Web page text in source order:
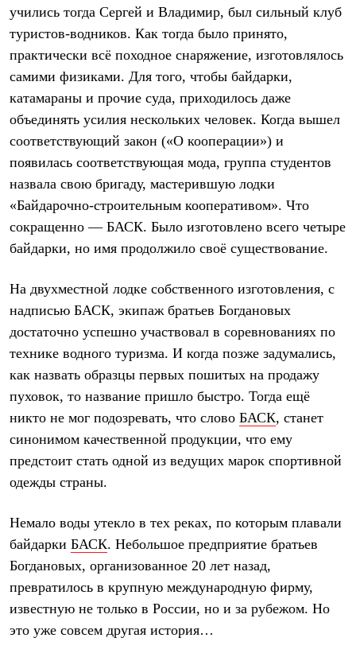
Баулы
Кошельки
Сумки
Гермомешки
Книги
Еда
Коврики
Обувь
Женская обувь
Сапоги
Мужская обувь
Ботинки
Сапоги
Гамаши и бахилы
Тапочки и чуни
Тапочки
Уход за обувью
Аксессуары
Головные уборы
Балаклавы и маски
Кепки и бейсболки
Шарфы
Панамы
Перчатки
Носки
Полезные аксессуары
Брелки
Ремни
Опушки
Термоковрики
Уход за одеждой
В Арктику
учились тогда Сергей и Владимир, был сильный клуб
туристов-водников. Как тогда было принято,
практически всё походное снаряжение, изготовлялось
самими физиками. Для того, чтобы байдарки,
катамараны и прочие суда, приходилось даже
объединять усилия нескольких человек. Когда вышел
соответствующий закон («О кооперации») и
появилась соответствующая мода, группа студентов
назвала свою бригаду, мастерившую лодки
«Байдарочно-строительным кооперативом». Что
сокращенно — БАСК. Было изготовлено всего четыре
байдарки, но имя продолжило своё существование.
На двухместной лодке собственного изготовления, с
надписью БАСК, экипаж братьев Богдановых
достаточно успешно участвовал в соревнованиях по
технике водного туризма. И когда позже задумались,
как назвать образцы первых пошитых на продажу
пуховок, то название пришло быстро. Тогда ещё
никто не мог подозревать, что слово БАСК, станет
синонимом качественной продукции, что ему
предстоит стать одной из ведущих марок спортивной
одежды страны.
Немало воды утекло в тех реках, по которым плавали
байдарки БАСК. Небольшое предприятие братьев
Богдановых, организованное 20 лет назад,
превратилось в крупную международную фирму,
известную не только в России, но и за рубежом. Но
это уже совсем другая история…